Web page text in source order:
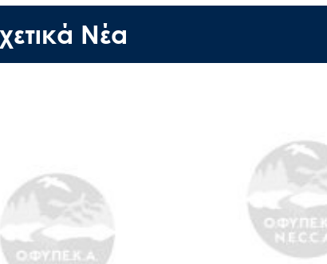
Επικοινωνία
Νέα